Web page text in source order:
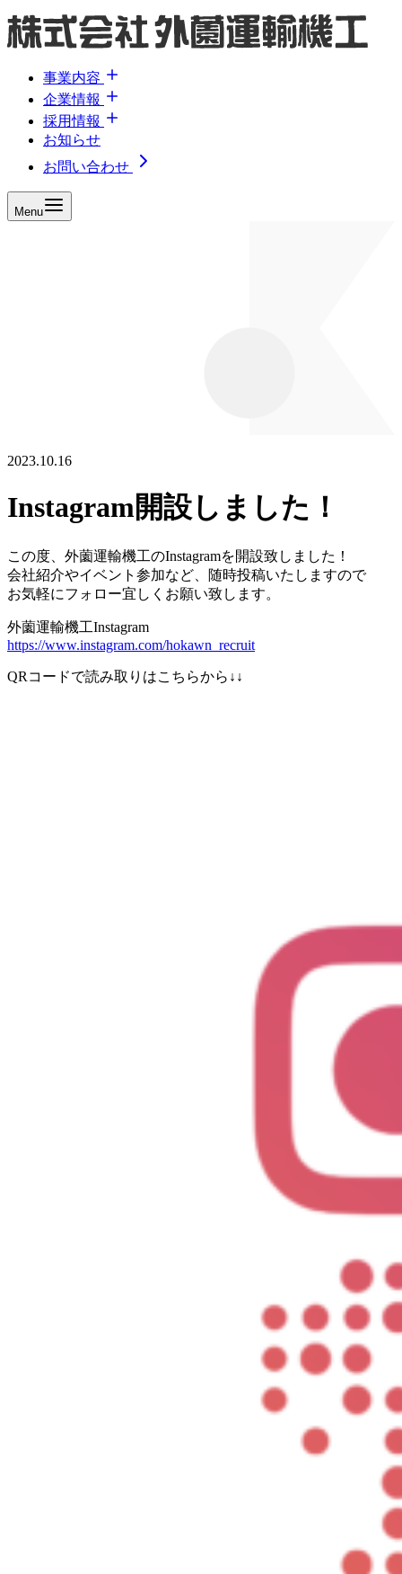
事業内容
企業情報
採用情報
お知らせ
お問い合わせ
Menu
2023.10.16
Instagram開設しました！
この度、外薗運輸機工のInstagramを開設致しました！
会社紹介やイベント参加など、随時投稿いたしますので
お気軽にフォロー宜しくお願い致します。
外薗運輸機工Instagram
https://www.instagram.com/hokawn_recruit
QRコードで読み取りはこちらから↓↓